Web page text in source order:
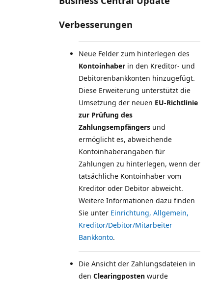
Verbesserungen
Neue Felder zum hinterlegen des
Kontoinhaber in den Kreditor- und
Debitorenbankkonten hinzugefügt.
Diese Erweiterung unterstützt die
Umsetzung der neuen EU-Richtlinie
zur Prüfung des
Zahlungsempfängers und
ermöglicht es, abweichende
Kontoinhaberangaben für
Zahlungen zu hinterlegen, wenn der
tatsächliche Kontoinhaber vom
Kreditor oder Debitor abweicht.
Weitere Informationen dazu finden
Sie unter Einrichtung, Allgemein,
Kreditor/Debitor/Mitarbeiter
Bankkonto.
Die Ansicht der Zahlungsdateien in
den Clearingposten wurde